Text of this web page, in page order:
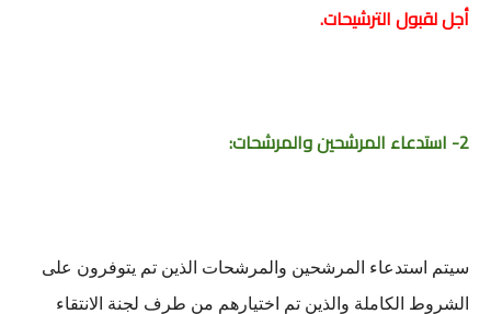
أجل لقبول الترشيحات.
2- استدعاء المرشحين والمرشحات:
سيتم استدعاء المرشحين والمرشحات الذين تم يتوفرون على
الشروط الكاملة والذين تم اختيارهم من طرف لجنة الانتقاء